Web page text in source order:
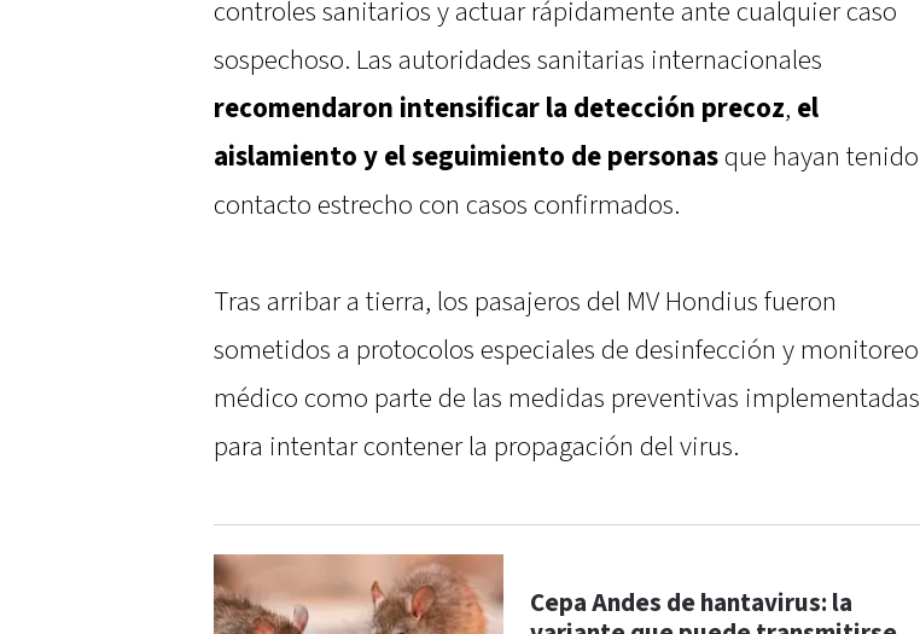
controles sanitarios y actuar rápidamente ante cualquier caso
sospechoso. Las autoridades sanitarias internacionales
recomendaron intensificar la detección precoz, el
aislamiento y el seguimiento de personasque hayan tenido
contacto estrecho con casos confirmados.
Tras arribar a tierra, los pasajeros del MV Hondius fueron
sometidos a protocolos especiales de desinfección y monitoreo
médico como parte de las medidas preventivas implementadas
para intentar contener la propagación del virus.
Cepa Andes de hantavirus: la